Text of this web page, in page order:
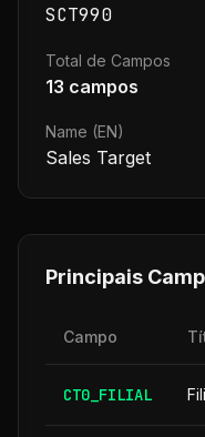
SCT990
Total de Campos
13 campos
Name (EN)
Sales Target
Principais
Campo
CT0_FILIAL